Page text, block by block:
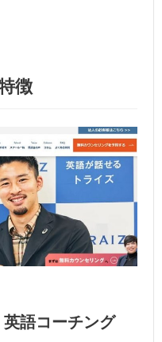
徴
語コーチング